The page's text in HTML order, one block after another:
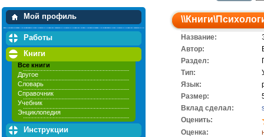
Мой профиль
Мои закладки
Работы
Книги
Все книги
Другое
Словарь
Справочник
Учебник
Энциклопедия
Инструкции
\\Книги\
Название:
Автор:
Раздел:
Тип:
Язык:
Размер:
Вклад сделал:
Оценить:
Оценка: